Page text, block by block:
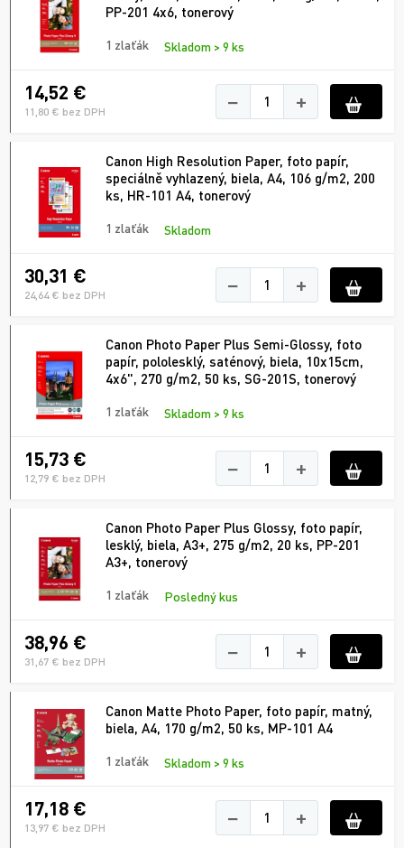
PP-201 4x6, tonerový
1 zlaťák Skladom > 9 ks
14,52 €
11,80 € bez DPH − +
Canon High Resolution Paper, foto papír,
speciálně vyhlazený, biela, A4, 106 g/m2, 200
ks, HR-101 A4, tonerový
1 zlaťák Skladom
30,31 €
24,64 € bez DPH − +
Canon Photo Paper Plus Semi-Glossy, foto
papír, pololesklý, saténový, biela, 10x15cm,
4x6", 270 g/m2, 50 ks, SG-201S, tonerový
1 zlaťák Skladom > 9 ks
15,73 €
12,79 € bez DPH − +
Canon Photo Paper Plus Glossy, foto papír,
lesklý, biela, A3+, 275 g/m2, 20 ks, PP-201
A3+, tonerový
1 zlaťák Posledný kus
38,96 €
31,67 € bez DPH − +
Canon Matte Photo Paper, foto papír, matný,
biela, A4, 170 g/m2, 50 ks, MP-101 A4
1 zlaťák Skladom > 9 ks
17,18 €
13,97 € bez DPH − +